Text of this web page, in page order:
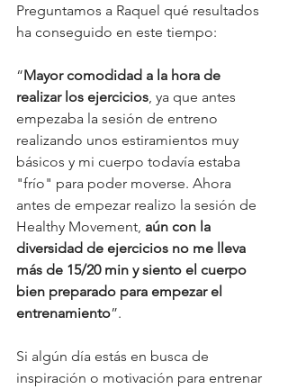
Preguntamos a Raquel qué resultados
ha conseguido en este tiempo:
“Mayor comodidad a la hora de
realizar los ejercicios , ya que antes
empezaba la sesión de entreno
realizando unos estiramientos muy
básicos y mi cuerpo todavía estaba
"frío" para poder moverse. Ahora
antes de empezar realizo la sesión de
Healthy Movement, aún con la
diversidad de ejercicios no me lleva
más de 15/20 min y siento el cuerpo
bien preparado para empezar el
entrenamiento”.
Si algún día estás en busca de
inspiración o motivación para entrenar